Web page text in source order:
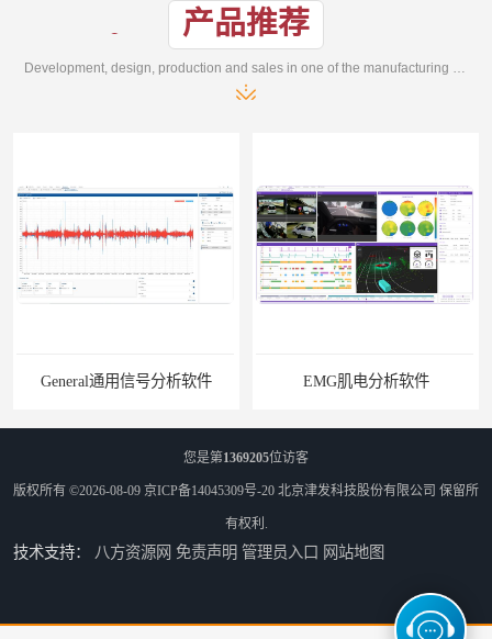
产品推荐
Development, design, production and sales in one of the manufacturing enterprises
General通用信号分析软件 EMG肌电分析软件
您是第1369205位访客
版权所有 ©2026-08-09 京ICP备14045309号-20 北京津发科技股份有限公司 保留所
有权利.
技术支持： 八方资源网 免责声明 管理员入口 网站地图